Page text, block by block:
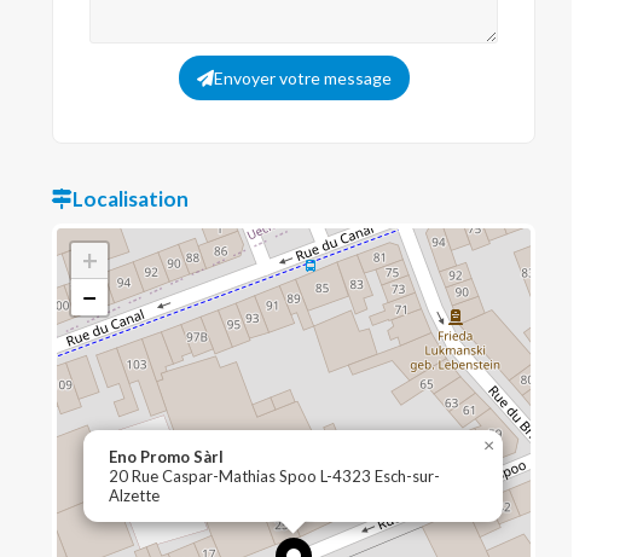
Envoyer votre message
Localisation
Eno Promo Sàrl
20 Rue Caspar-Mathias Spoo L-4323 Esch-sur-
Alzette
×
+
−